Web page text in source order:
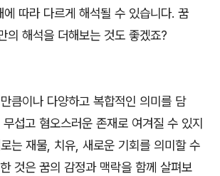
따라 다르게 해석될 수 있습니다. 꿈
의 해석을 더해보는 것도 좋겠죠?
큼이나 다양하고 복합적인 의미를 담
섭고 혐오스러운 존재로 여겨질 수 있지
는 재물, 치유, 새로운 기회를 의미할 수
것은 꿈의 감정과 맥락을 함께 살펴보